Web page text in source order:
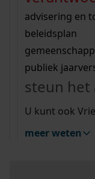
vergunningen
beeld en geluid
uitleg
Wij helpen u
bekijk alle
Wij helpen u
bekijk alle
bekijk ons
advisering en
beleidsplan
publiek
steun het
U kunt ook
meer weten
Mijn Studiezaal